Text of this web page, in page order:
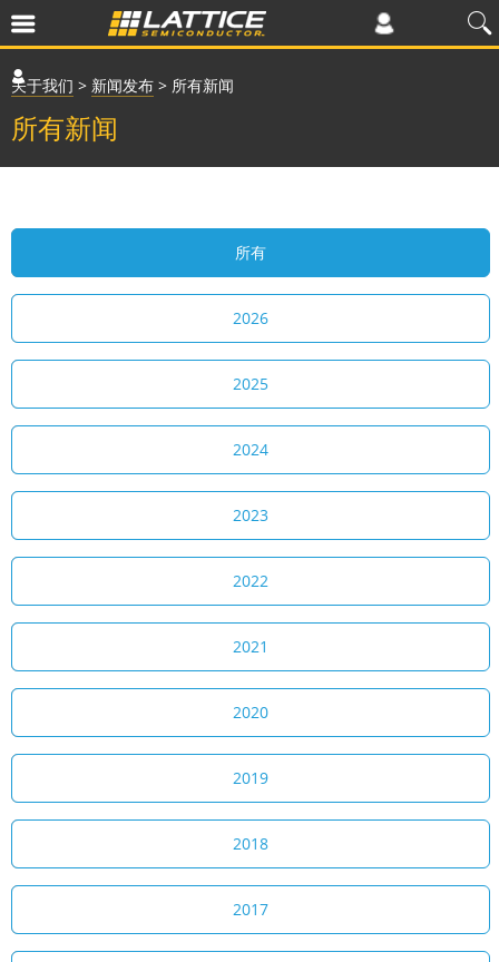
关于我们 > 新闻发布 > 所有新闻
所有新闻
所有
2026
2025
2024
2023
2022
2021
2020
2019
2018
2017